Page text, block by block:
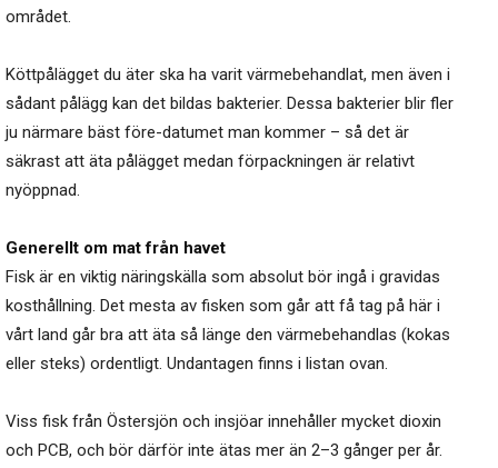
området.
Köttpålägget du äter ska ha varit värmebehandlat, men även i
sådant pålägg kan det bildas bakterier. Dessa bakterier blir fler
ju närmare bäst före-datumet man kommer – så det är
säkrast att äta pålägget medan förpackningen är relativt
nyöppnad.
Generellt om mat från havet
Fisk är en viktig näringskälla som absolut bör ingå i gravidas
kosthållning. Det mesta av fisken som går att få tag på här i
vårt land går bra att äta så länge den värmebehandlas (kokas
eller steks) ordentligt. Undantagen finns i listan ovan.
Viss fisk från Östersjön och insjöar innehåller mycket dioxin
och PCB, och bör därför inte ätas mer än 2–3 gånger per år.